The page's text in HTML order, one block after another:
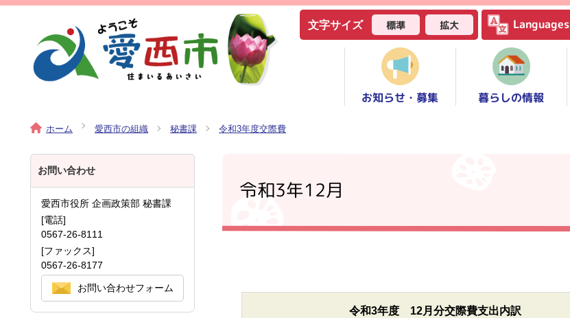
文字サイズ 標準 拡大 Languages
お知らせ・募集 暮らしの情報
ホーム 愛西市の組織 秘書課 令和3年度交際費
令和3年12月
令和3年度 12月分交際費支出内訳
お問い合わせ
愛西市役所 企画政策部 秘書課
[電話]
0567-26-8111
[ファックス]
0567-26-8177
お問い合わせフォーム